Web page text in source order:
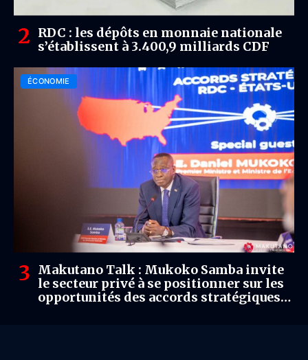
RDC : les dépôts en monnaie nationale
s’établissent à 3.400,9 milliards CDF
ÉCONOMIE
Makutano Talk : Mukoko Samba invite
le secteur privé à se positionner sur les
opportunités des accords stratégiques